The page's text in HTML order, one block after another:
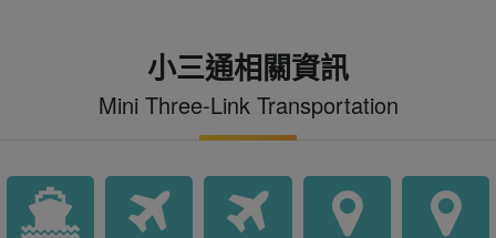
小三通相關資訊
Mini Three-Link Transportation